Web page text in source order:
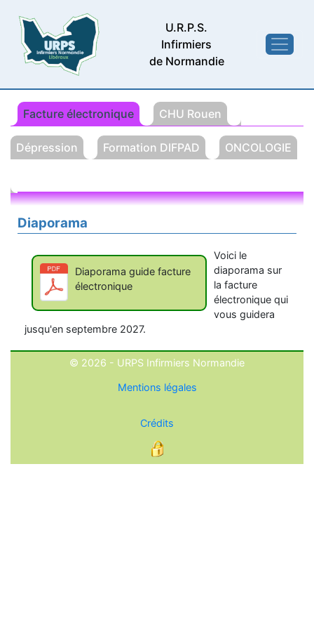
U.R.P.S.
Infirmiers
de Normandie
Facture électronique CHU Rouen
Dépression Formation DIFPAD ONCOLOGIE
Diaporama
Diaporama guide facture
électronique
Voici le
diaporama sur
la facture
électronique qui
vous guidera
jusqu'en septembre 2027.
© 2026 - URPS Infirmiers Normandie
Mentions légales
Crédits